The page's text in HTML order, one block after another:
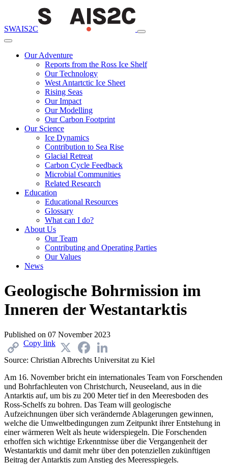
SWAIS2C
Our Adventure
Reports from the Ross Ice Shelf
Our Technology
West Antartctic Ice Sheet
Rising Seas
Our Impact
Our Modelling
Our Carbon Footprint
Our Science
Ice Dynamics
Contribution to Sea Rise
Glacial Retreat
Carbon Cycle Feedback
Microbial Communities
Related Research
Education
Educational Resources
Glossary
What can I do?
About Us
Our Team
Contributing and Operating Parties
Our Values
News
Geologische Bohrmission im
Inneren der Westantarktis
Published on 07 November 2023
Copy link
X Facebook
Source: Christian Albrechts Universitat zu Kiel
Am 16. November bricht ein internationales Team von Forschenden
und Bohrfachleuten von Christchurch, Neuseeland, aus in die
Antarktis auf, um bis zu 200 Meter tief in den Meeresboden des
Ross-Schelfs zu bohren. Das Team will geologische
Aufzeichnungen über sich verändernde Ablagerungen gewinnen,
welche die Umweltbedingungen zum Zeitpunkt ihrer Entstehung in
einer wärmeren Welt als heute widerspiegeln. Die Forschenden
erhoffen sich wichtige Erkenntnisse über die Vergangenheit der
Westantarktis und damit mehr über den potenziellen zukünftigen
Beitrag der Antarktis zum Anstieg des Meeresspiegels.